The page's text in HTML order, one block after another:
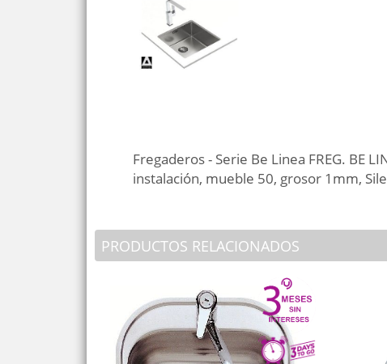
Fregaderos - Serie Be Linea FREG. BE
instalación, mueble 50, grosor 1mm,
PRODUCTOS RELACIONADOS